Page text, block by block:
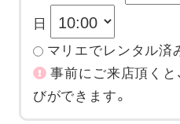
日
マリエでレンタル済
事前にご来店頂くと
びができます。